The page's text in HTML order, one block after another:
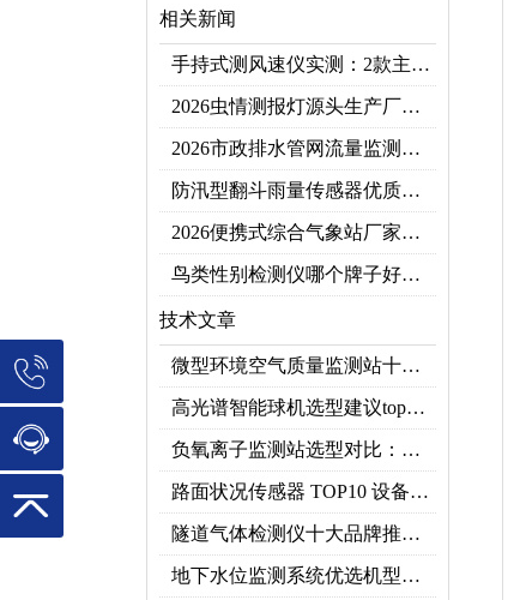
相关新闻
手持式测风速仪实测：2款主流型号参数对比+3类应用场景
2026虫情测报灯源头生产厂家优选推荐：云境天合
2026市政排水管网流量监测系统top10推荐榜：高精度+多维度监测管网环境
防汛型翻斗雨量传感器优质厂家 TOP5 榜首
2026便携式综合气象站厂家排行！应急临时建站首选双品牌
鸟类性别检测仪哪个牌子好？2026禽类性别快速鉴别设备品牌推荐
技术文章
微型环境空气质量监测站十大品牌推荐榜单（2026网格化空气监测优选）
高光谱智能球机选型建议top推荐（附参数表）
负氧离子监测站选型对比：云境天合 TH-FZ5 与天蔚 TW-FZ4 推荐
路面状况传感器 TOP10 设备推荐榜单
隧道气体检测仪十大品牌推荐榜单（2026行业TOP10）
地下水位监测系统优选机型：TH-DSW2深井地下水智能在线监测解决方案